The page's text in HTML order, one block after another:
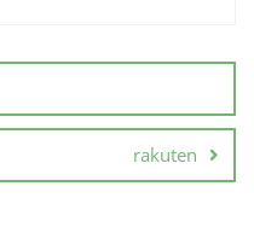
rakuten